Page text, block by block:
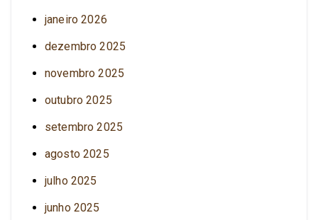
janeiro 2026
dezembro 2025
novembro 2025
outubro 2025
setembro 2025
agosto 2025
julho 2025
junho 2025